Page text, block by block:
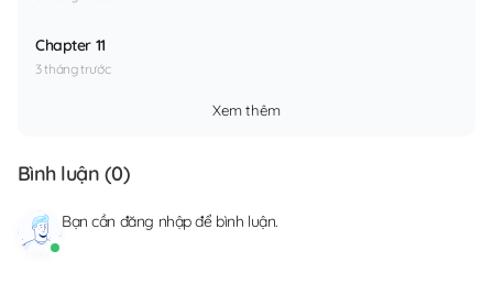
Chapter 11
3 tháng trước
Xem thêm
Bình luận (0)
Bạn cần đăng nhậpđể bình luận.